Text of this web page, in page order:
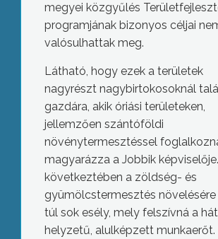
megyei közgyűlés
programjának bizonyos céljai
valósulhattak meg.
Látható, hogy ezek a területek
nagyrészt nagybirtokosoknál
gazdára, akik óriási területeken,
jellemzően szántóföldi
növénytermesztéssel
magyarázza a Jobbik
következtében a zöldség- és
gyümölcstermesztés növelésére
túl sok esély, mely felszívná a
helyzetű, alulképzett munkaerőt.